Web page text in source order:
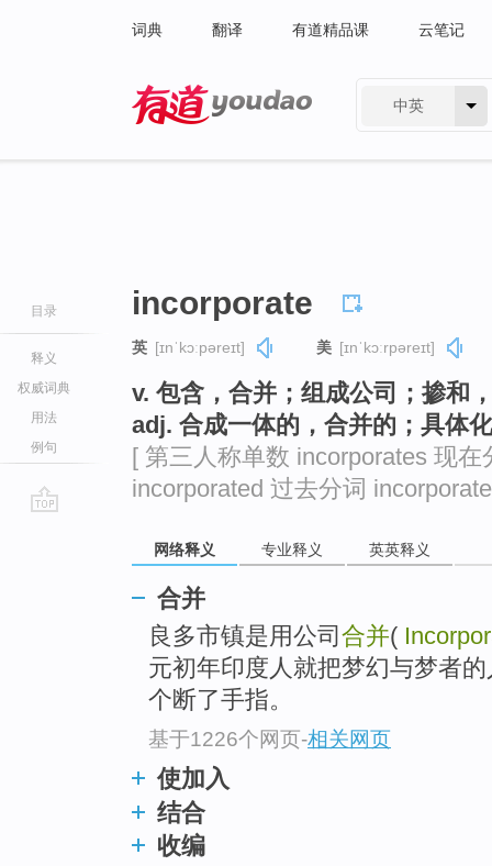
词典 翻译 有道精品课 云笔记
中英
目录
释义
权威词典
用法
例句
incorporate
英 [ɪnˈkɔːpəreɪt] 美 [ɪnˈkɔːrpəreɪt]
v. 包含，合并；组成公司；掺和
adj. 合成一体的，合并的；具体
[ 第三人称单数 incorporates 现
incorporated 过去分词
网络释义 专业释义 英英释义
合并
良多市镇是用公司 合并(
元初年印度人就把梦幻与梦者
个断了手指。
基于1226个网页-相关网页
使加入
结合
收编